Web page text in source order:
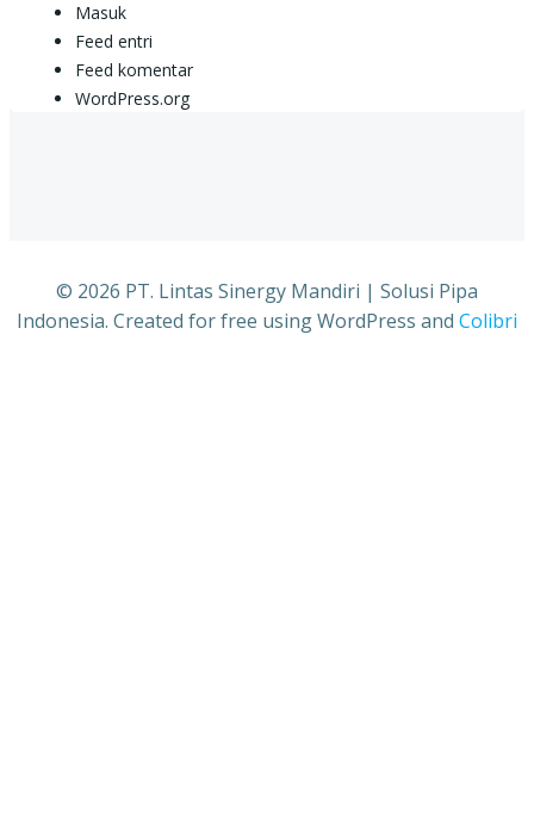
Masuk
Feed entri
Feed komentar
WordPress.org
© 2026 PT. Lintas Sinergy Mandiri | Solusi Pipa
Indonesia. Created for free using WordPress and Colibri